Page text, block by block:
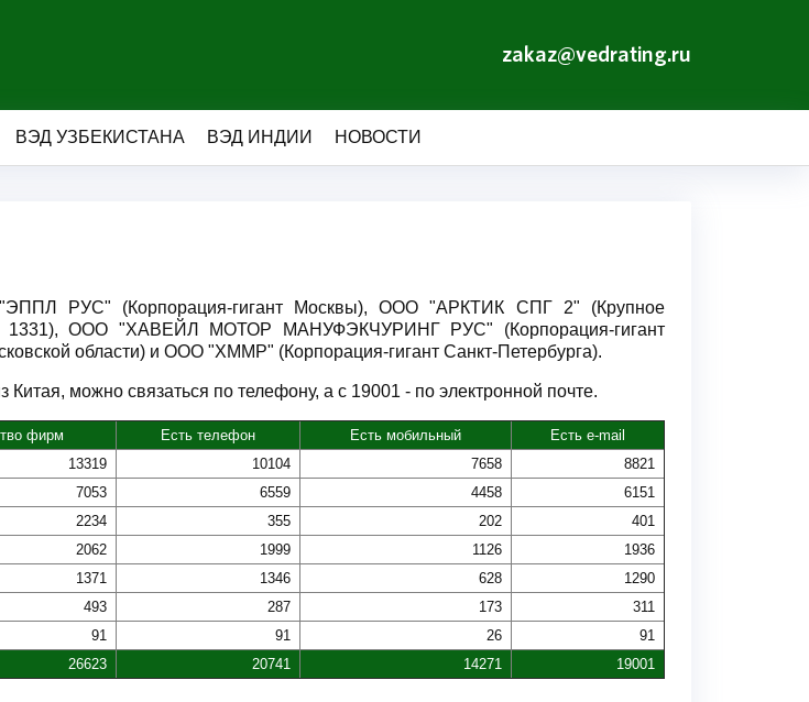
zakaz@vedrating.ru
ВЭД УЗБЕКИСТАНА ВЭД ИНДИИ НОВОСТИ
РУС" (Корпорация-гигант Москвы), ООО "АРКТИК СПГ 2" (Крупное
1331), ООО "ХАВЕЙЛ МОТОР МАНУФЭКЧУРИНГ РУС" (Корпорация-гигант
области) и ООО "ХММР" (Корпорация-гигант Санкт-Петербурга).
можно связаться по телефону, а с 19001 - по электронной почте.
фирм Есть телефон Есть мобильный
Есть e-mail
13319 10104 7658
8821
7053 6559 4458
6151
2234 355 202
401
2062 1999 1126
1936
1371 1346 628
1290
493 287 173
311
91 91 26
91
26623 20741 14271 19001